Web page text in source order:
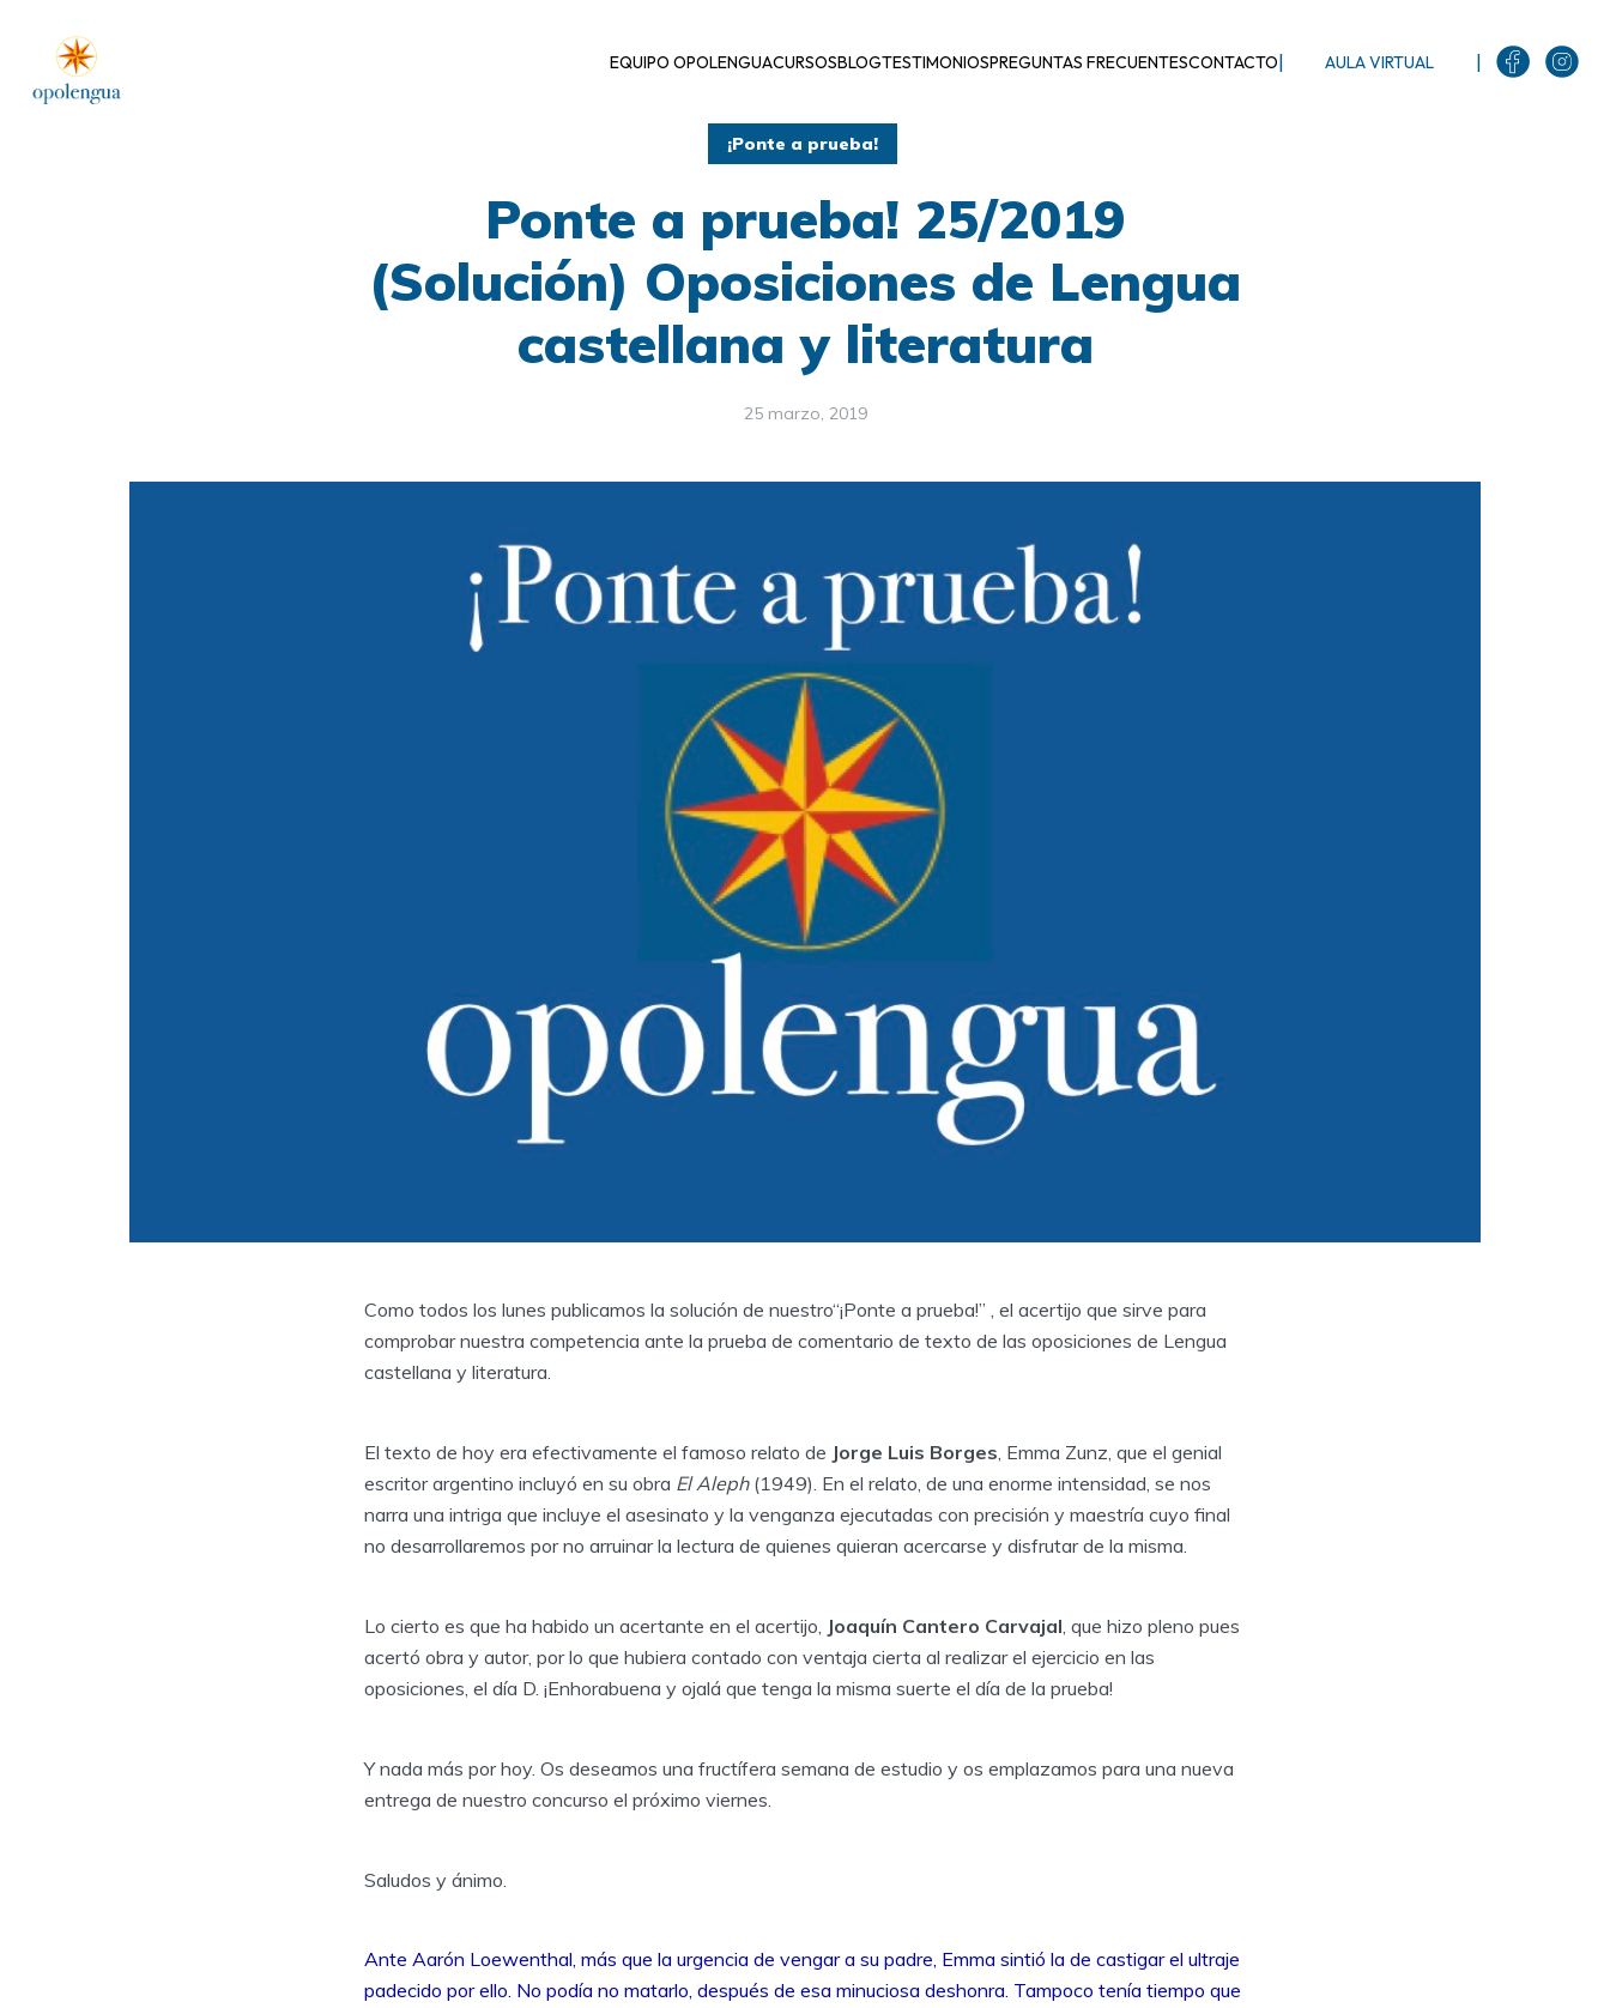
EQUIPO OPOLENGUACURSOSBLOGTESTIMONIOSPREGUNTAS FRECUENTESCONTACTO| AULA VIRTUAL |
¡Ponte a prueba!
Ponte a prueba! 25/2019
(Solución) Oposiciones de Lengua
castellana y literatura
25 marzo, 2019
Como todos los lunes publicamos la solución de nuestro“¡Ponte a prueba!” , el acertijo que sirve para
comprobar nuestra competencia ante la prueba de comentario de texto de las oposiciones de Lengua
castellana y literatura.
El texto de hoy era efectivamente el famoso relato de Jorge Luis Borges, Emma Zunz, que el genial
escritor argentino incluyó en su obra El Aleph(1949). En el relato, de una enorme intensidad, se nos
narra una intriga que incluye el asesinato y la venganza ejecutadas con precisión y maestría cuyo final
no desarrollaremos por no arruinar la lectura de quienes quieran acercarse y disfrutar de la misma.
Lo cierto es que ha habido un acertante en el acertijo, Joaquín Cantero Carvajal, que hizo pleno pues
acertó obra y autor, por lo que hubiera contado con ventaja cierta al realizar el ejercicio en las
oposiciones, el día D. ¡Enhorabuena y ojalá que tenga la misma suerte el día de la prueba!
Y nada más por hoy. Os deseamos una fructífera semana de estudio y os emplazamos para una nueva
entrega de nuestro concurso el próximo viernes.
Saludos y ánimo.
Ante Aarón Loewenthal, más que la urgencia de vengar a su padre, Emma sintió la de castigar el ultraje
padecido por ello. No podía no matarlo, después de esa minuciosa deshonra. Tampoco tenía tiempo que